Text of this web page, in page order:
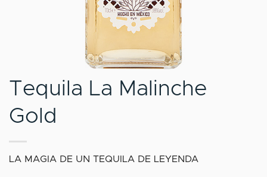
Tequila La Malinche
Gold
LA MAGIA DE UN TEQUILA DE LEYENDA